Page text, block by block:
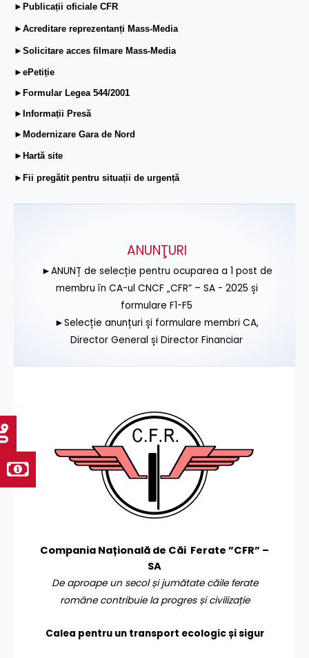
►Publicații oficiale CFR
►Acreditare reprezentanți Mass-Media
►Solicitare acces filmare Mass-Media
►ePetiție
►Formular Legea 544/2001
►Informații Presă
►Modernizare Gara de Nord
►Hartă site
►Fii pregătit pentru situații de urgență
ANUNŢURI
►ANUNȚ de selecție pentru ocuparea a 1 post de
membru în CA-ul CNCF „CFR” – SA - 2025 și
formulare F1-F5
►Selecție anunțuri și formulare membri CA,
Director General și Director Financiar
Compania Națională de Căi Ferate ”CFR” –
SA
De aproape un secol și jumătate căile ferate
române contribuie la progres și civilizație
Calea pentru un transport ecologic și sigur